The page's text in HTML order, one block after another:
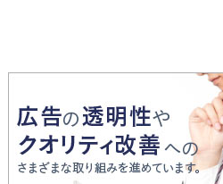
トップ
ユーザーの声